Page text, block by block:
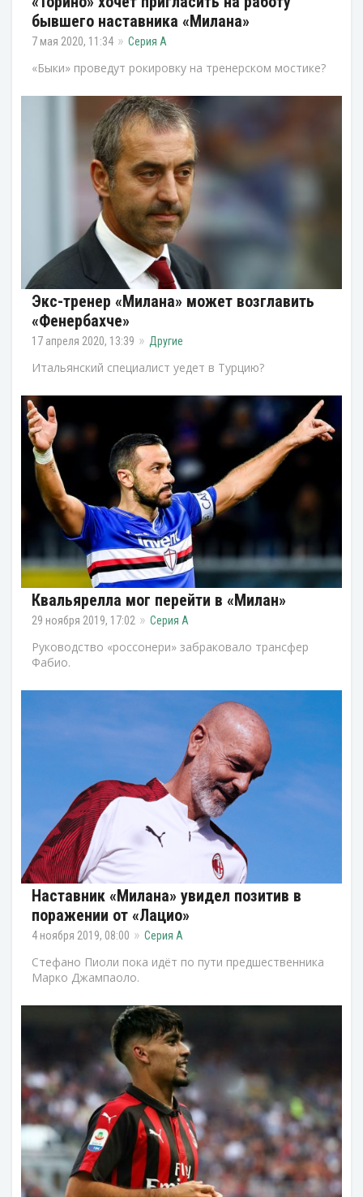
бывшего наставника «Милана»
7 мая 2020, 11:34 Серия А
«Быки» проведут рокировку на тренерском мостике?
Экс-тренер «Милана» может возглавить
«Фенербахче»
17 апреля 2020, 13:39 Другие
Итальянский специалист уедет в Турцию?
Квальярелла мог перейти в «Милан»
29 ноября 2019, 17:02 Серия А
Руководство «россонери» забраковало трансфер
Фабио.
Наставник «Милана» увидел позитив в
поражении от «Лацио»
4 ноября 2019, 08:00 Серия А
Стефано Пиоли пока идёт по пути предшественника
Марко Джампаоло.